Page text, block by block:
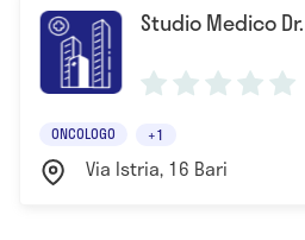
Studio Medico
ONCOLOGO +1
Via Istria, 16 Bari